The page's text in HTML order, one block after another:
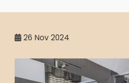
26 Nov 2024